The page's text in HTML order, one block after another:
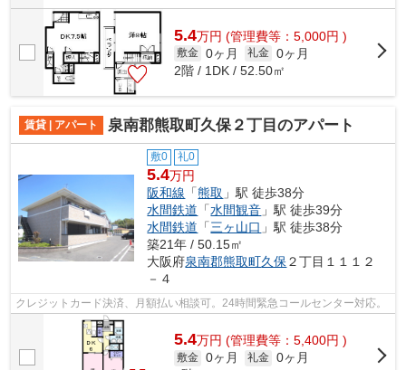
5.4万円 (管理費等：5,000円 )
敷金 0ヶ月 礼金 0ヶ月
2階 / 1DK / 52.50㎡
賃貸 | アパート 泉南郡熊取町久保２丁目のアパート
敷0 礼0
5.4万円
阪和線 「熊取 」駅 徒歩38分
水間鉄道 「水間観音 」駅 徒歩39分
水間鉄道 「三ヶ山口 」駅 徒歩38分
築21年 / 50.15㎡
大阪府泉南郡熊取町久保２丁目１１１２
－４
クレジットカード決済、月額払い相談可。24時間緊急コールセンター対応。
5.4万円 (管理費等：5,400円 )
敷金 0ヶ月 礼金 0ヶ月